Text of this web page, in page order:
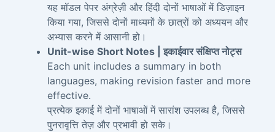
यह मॉडल पेपर अंग्रेज़ी और हिंदी दोनों भाषाओं में डिज़ाइन
किया गया, जिससे दोनों माध्यमों के छात्रों को अध्ययन और
अभ्यास करने में आसानी हो।
Unit-wise Short Notes | इकाईवार संक्षिप्त नोट्स
Each unit includes a summary in both
languages, making revision faster and more
effective.
प्रत्येक इकाई में दोनों भाषाओं में सारांश उपलब्ध है, जिससे
पुनरावृत्ति तेज़ और प्रभावी हो सके।